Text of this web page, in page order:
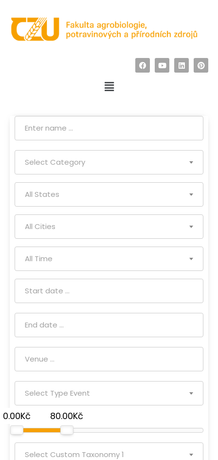
Select Category
All States
All Cities
All Time
Select Type Event
0.00Kč 80.00Kč
Select Custom Taxonomy 1